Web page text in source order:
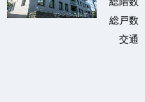
総戸数
交通